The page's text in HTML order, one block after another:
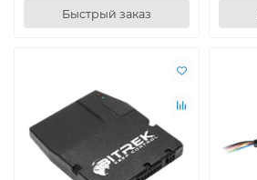
Быстрый заказ